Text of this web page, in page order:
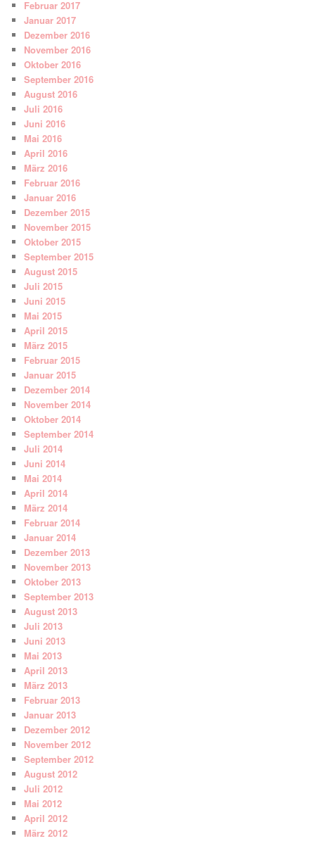
Februar 2017
Januar 2017
Dezember 2016
November 2016
Oktober 2016
September 2016
August 2016
Juli 2016
Juni 2016
Mai 2016
April 2016
März 2016
Februar 2016
Januar 2016
Dezember 2015
November 2015
Oktober 2015
September 2015
August 2015
Juli 2015
Juni 2015
Mai 2015
April 2015
März 2015
Februar 2015
Januar 2015
Dezember 2014
November 2014
Oktober 2014
September 2014
Juli 2014
Juni 2014
Mai 2014
April 2014
März 2014
Februar 2014
Januar 2014
Dezember 2013
November 2013
Oktober 2013
September 2013
August 2013
Juli 2013
Juni 2013
Mai 2013
April 2013
März 2013
Februar 2013
Januar 2013
Dezember 2012
November 2012
September 2012
August 2012
Juli 2012
Mai 2012
April 2012
März 2012